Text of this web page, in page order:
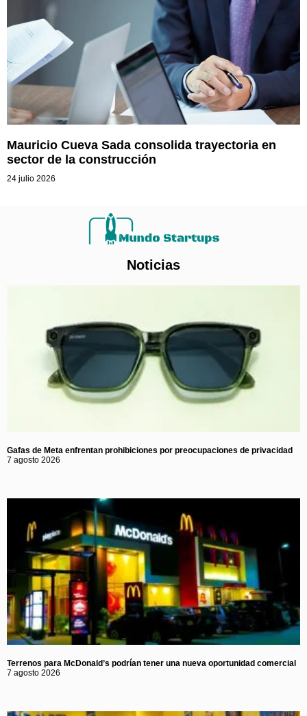
Mauricio Cueva Sada consolida trayectoria en
sector de la construcción
24 julio 2026
Noticias
Gafas de Meta enfrentan prohibiciones por preocupaciones de privacidad
7 agosto 2026
Terrenos para McDonald’s podrían tener una nueva oportunidad comercial
7 agosto 2026